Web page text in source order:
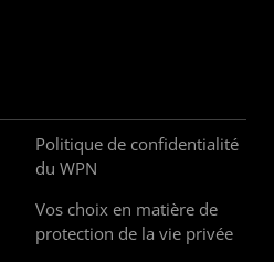
Politique de confidentialité
du WPN
Vos choix en matière de
protection de la vie privée